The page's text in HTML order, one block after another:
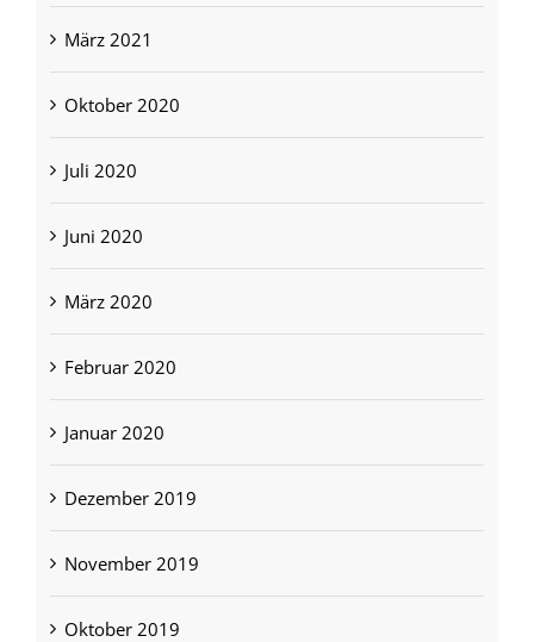
März 2021
Oktober 2020
Juli 2020
Juni 2020
März 2020
Februar 2020
Januar 2020
Dezember 2019
November 2019
Oktober 2019